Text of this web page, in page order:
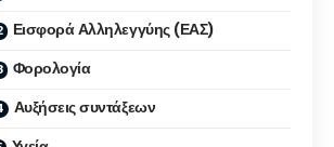
Εισφορά Αλληλεγγύης (ΕΑΣ)
Φορολογία
Αυξήσεις συντάξεων